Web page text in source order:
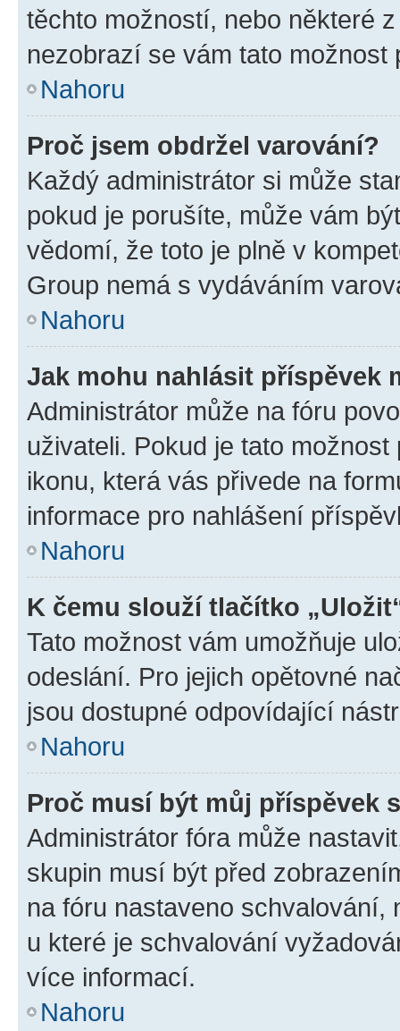
těchto možností, nebo některé
nezobrazí se vám tato
Nahoru
Proč jsem obdržel varování?
Každý administrátor si může
pokud je porušíte, může vám
vědomí, že toto je plně v
Group nemá s vydáváním
Nahoru
Jak mohu nahlásit příspěvek
Administrátor může na fóru
uživateli. Pokud je tato
ikonu, která vás přivede na
informace pro nahlášení
Nahoru
K čemu slouží tlačítko
Tato možnost vám umožňuje
odeslání. Pro jejich opětovné
jsou dostupné odpovídající
Nahoru
Proč musí být můj příspěvek
Administrátor fóra může
skupin musí být před
na fóru nastaveno schvalování,
u které je schvalování
více informací.
Nahoru